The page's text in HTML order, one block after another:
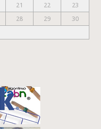
21 22
23
28 29
30